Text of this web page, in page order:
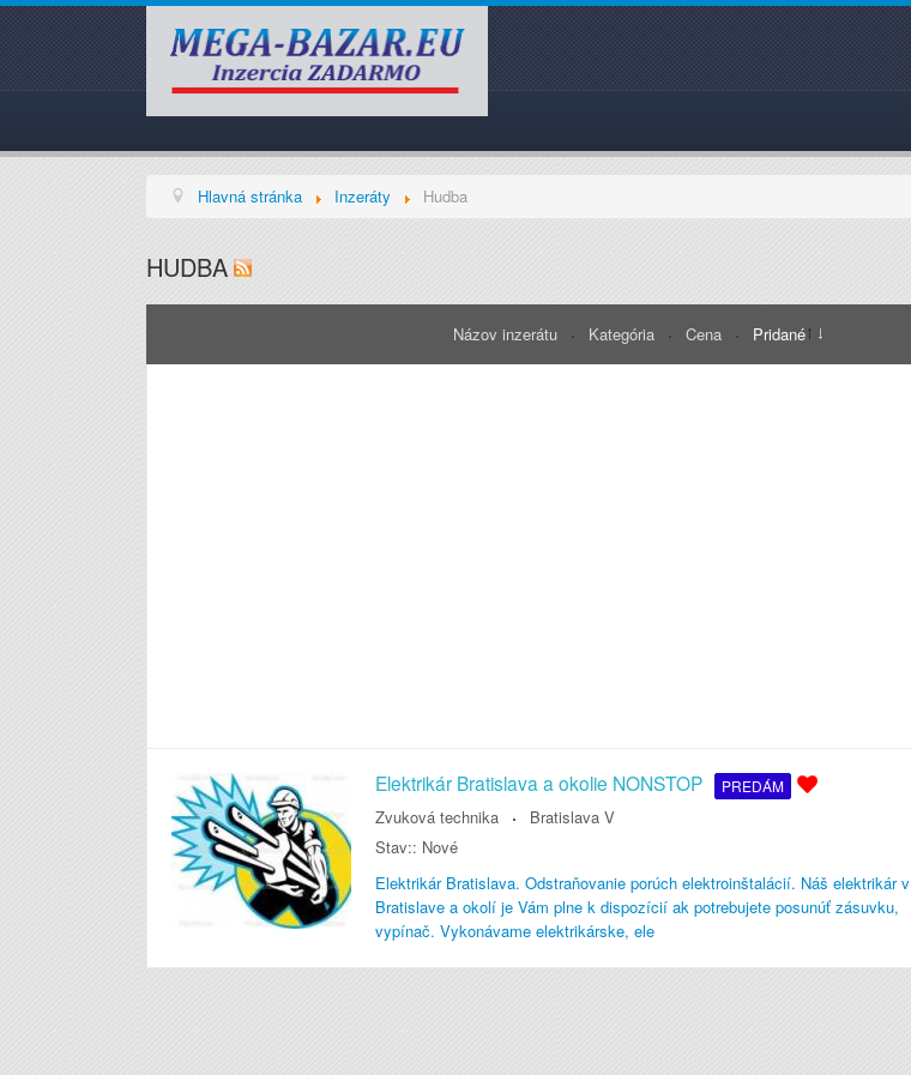
Hlavná stránka Inzeráty Hudba
HUDBA
Názov inzerátu Kategória Cena Pridané
Elektrikár Bratislava a okolie NONSTOP PREDÁM
Zvuková technika
Bratislava V
Stav:: Nové
Elektrikár Bratislava. Odstraňovanie porúch elektroinštalácií. Náš elektrikár v
Bratislave a okolí je Vám plne k dispozícií ak potrebujete posunúť zásuvku,
vypínač. Vykonávame elektrikárske, ele